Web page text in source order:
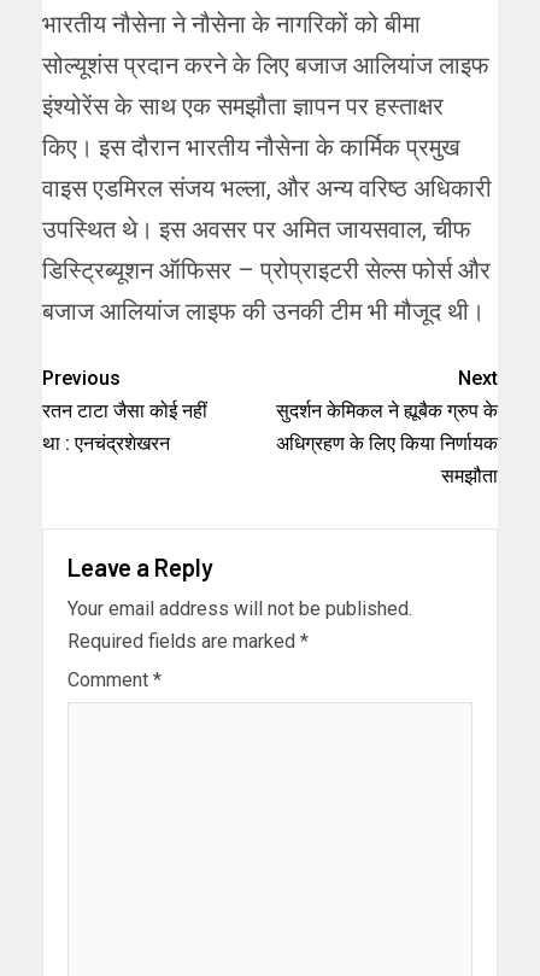
भारतीय नौसेना ने नौसेना के नागरिकों को बीमा
सोल्यूशंस प्रदान करने के लिए बजाज आलियांज लाइफ
इंश्योरेंस के साथ एक समझौता ज्ञापन पर हस्ताक्षर
किए। इस दौरान भारतीय नौसेना के कार्मिक प्रमुख
वाइस एडमिरल संजय भल्ला, और अन्य वरिष्ठ अधिकारी
उपस्थित थे। इस अवसर पर अमित जायसवाल, चीफ
डिस्ट्रिब्यूशन ऑफिसर – प्रोप्राइटरी सेल्स फोर्स और
बजाज आलियांज लाइफ की उनकी टीम भी मौजूद थी।
Previous
रतन टाटा जैसा कोई नहीं
था : एनचंद्रशेखरन
Next
सुदर्शन केमिकल ने ह्यूबैक ग्रुप के
अधिग्रहण के लिए किया निर्णायक
समझौता
Leave a Reply
Your email address will not be published.
Required fields are marked *
Comment *